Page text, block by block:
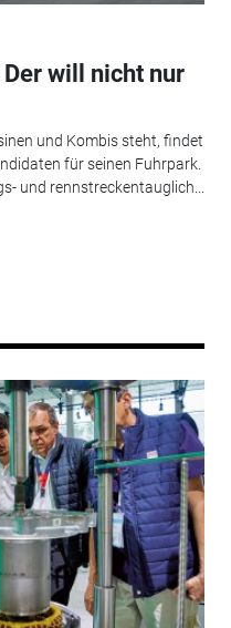
will nicht nur
und Kombis steht, findet
für seinen Fuhrpark.
und rennstreckentauglich...